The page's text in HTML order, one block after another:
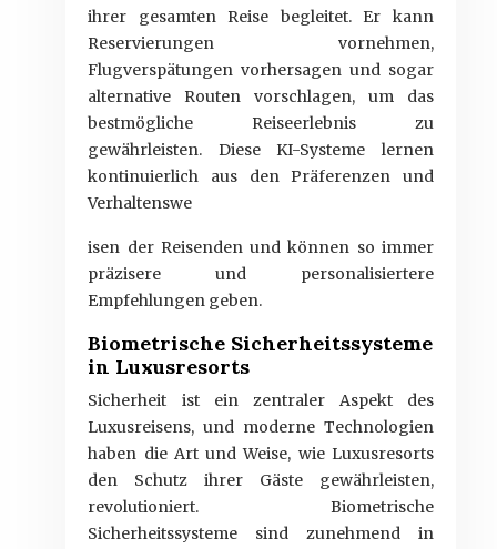
ihrer gesamten Reise begleitet. Er kann
Reservierungen vornehmen,
Flugverspätungen vorhersagen und sogar
alternative Routen vorschlagen, um das
bestmögliche Reiseerlebnis zu
gewährleisten. Diese KI-Systeme lernen
kontinuierlich aus den Präferenzen und
Verhaltenswe
isen der Reisenden und können so immer
präzisere und personalisiertere
Empfehlungen geben.
Biometrische Sicherheitssysteme
in Luxusresorts
Sicherheit ist ein zentraler Aspekt des
Luxusreisens, und moderne Technologien
haben die Art und Weise, wie Luxusresorts
den Schutz ihrer Gäste gewährleisten,
revolutioniert. Biometrische
Sicherheitssysteme sind zunehmend in